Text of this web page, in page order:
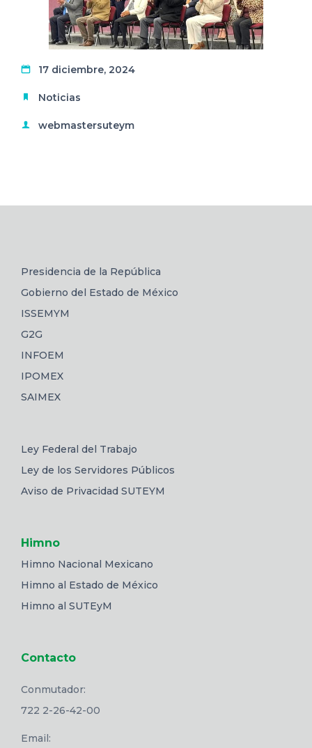
17 diciembre, 2024
Noticias
webmastersuteym
Presidencia de la República
Gobierno del Estado de México
ISSEMYM
G2G
INFOEM
IPOMEX
SAIMEX
Ley Federal del Trabajo
Ley de los Servidores Públicos
Aviso de Privacidad SUTEYM
Himno
Himno Nacional Mexicano
Himno al Estado de México
Himno al SUTEyM
Contacto
Conmutador:
722 2-26-42-00
Email: